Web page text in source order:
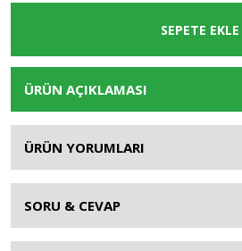
SEPETE EKLE
ÜRÜN AÇIKLAMASI
ÜRÜN YORUMLARI
SORU & CEVAP